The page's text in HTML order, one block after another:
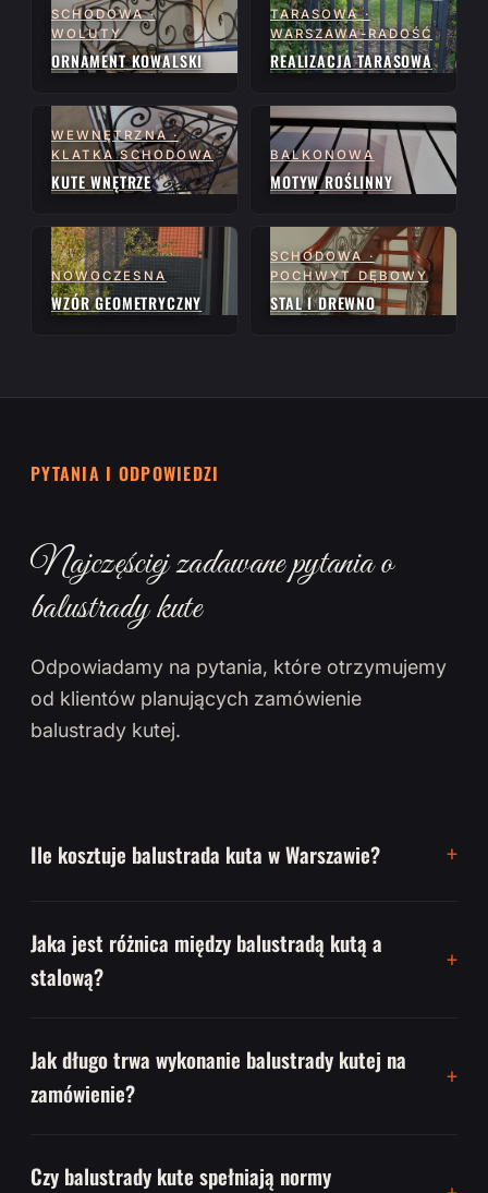
SCHODOWA ·
WOLUTY
ORNAMENT KOWALSKI
TARASOWA ·
WARSZAWA-RADOŚĆ
REALIZACJA TARASOWA
WEWNĘTRZNA ·
KLATKA SCHODOWA
KUTE WNĘTRZE
BALKONOWA
MOTYW ROŚLINNY
NOWOCZESNA
WZÓR GEOMETRYCZNY
SCHODOWA ·
POCHWYT DĘBOWY
STAL I DREWNO
PYTANIA I ODPOWIEDZI
Najczęściej zadawane pytania o
balustrady kute
Odpowiadamy na pytania, które otrzymujemy
od klientów planujących zamówienie
balustrady kutej.
Ile kosztuje balustrada kuta w Warszawie?
Jaka jest różnica między balustradą kutą a
stalową?
Jak długo trwa wykonanie balustrady kutej na
zamówienie?
Czy balustrady kute spełniają normy